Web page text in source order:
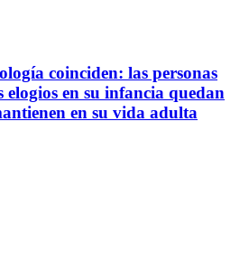
coinciden: las personas
elogios en su infancia quedan
en su vida adulta